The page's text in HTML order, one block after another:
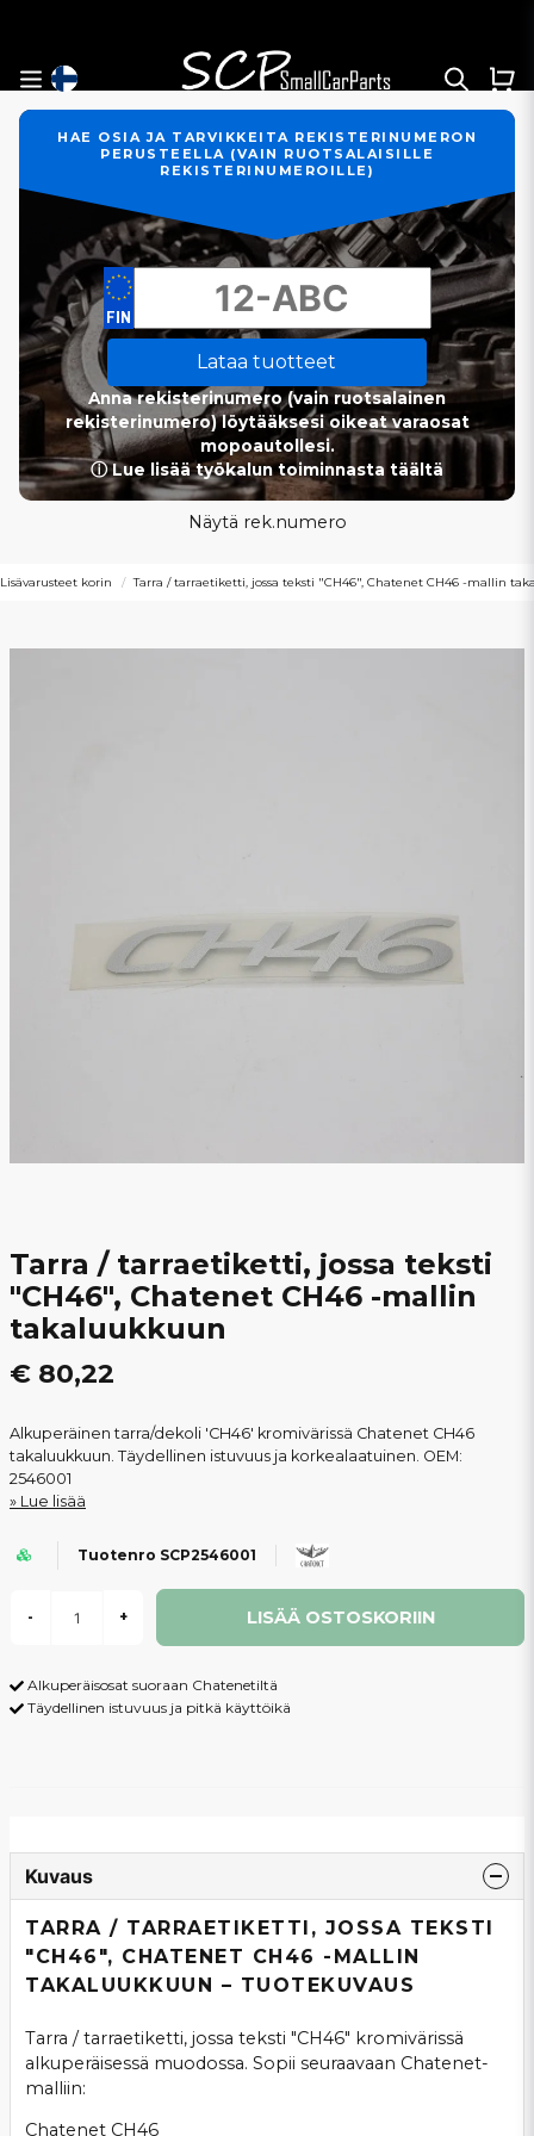
HAE OSIA JA TARVIKKEITA REKISTERINUMERON
PERUSTEELLA (VAIN RUOTSALAISILLE
REKISTERINUMEROILLE)
Lataa tuotteet
Anna rekisterinumero (vain ruotsalainen
rekisterinumero) löytääksesi oikeat varaosat
mopoautollesi.
ⓘ Lue lisää työkalun toiminnasta täältä
Näytä rek.numero
Lisävarusteet korin Tarra / tarraetiketti, jossa teksti "CH46", Chatenet CH46 -mallin
Tarra / tarraetiketti, jossa teksti
"CH46", Chatenet CH46 -mallin
takaluukkuun
€ 80,22
Alkuperäinen tarra/dekoli 'CH46' kromivärissä Chatenet CH46
takaluukkuun. Täydellinen istuvuus ja korkealaatuinen. OEM:
2546001
Lue lisää
Tuotenro SCP2546001
- + LISÄÄ OSTOSKORIIN
Alkuperäisosat suoraan Chatenetiltä
Täydellinen istuvuus ja pitkä käyttöikä
Kuvaus
TARRA / TARRAETIKETTI, JOSSA TEKSTI
"CH46", CHATENET CH46 -MALLIN
TAKALUUKKUUN – TUOTEKUVAUS
Tarra / tarraetiketti, jossa teksti "CH46" kromivärissä
alkuperäisessä muodossa. Sopii seuraavaan Chatenet-
malliin:
Chatenet CH46